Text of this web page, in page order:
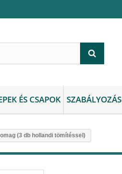
ÉS CSAPOK SZABÁLYOZÁS
(3 db hollandi tömítéssel)